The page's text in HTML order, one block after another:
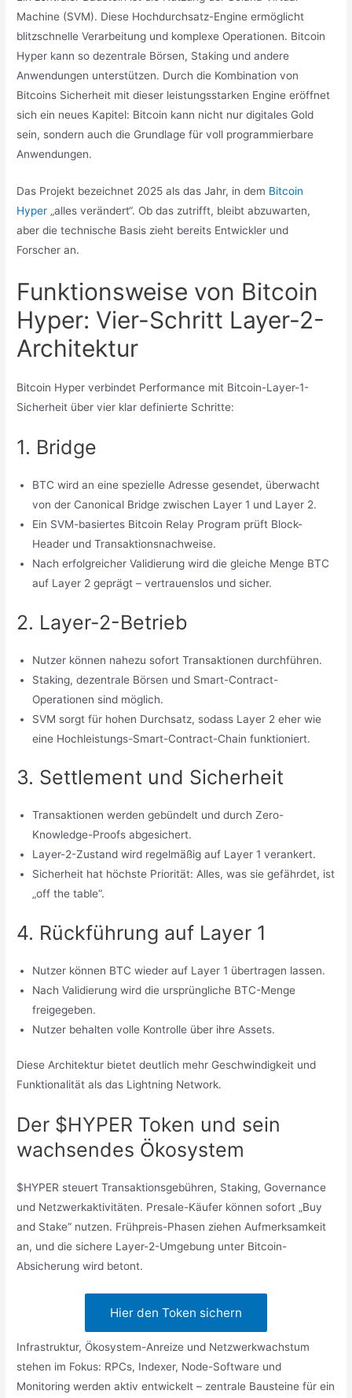
Machine (SVM). Diese Hochdurchsatz-Engine ermöglicht
blitzschnelle Verarbeitung und komplexe Operationen. Bitcoin
Hyper kann so dezentrale Börsen, Staking und andere
Anwendungen unterstützen. Durch die Kombination von
Bitcoins Sicherheit mit dieser leistungsstarken Engine eröffnet
sich ein neues Kapitel: Bitcoin kann nicht nur digitales Gold
sein, sondern auch die Grundlage für voll programmierbare
Anwendungen.
Das Projekt bezeichnet 2025 als das Jahr, in dem Bitcoin
Hyper „alles verändert“. Ob das zutrifft, bleibt abzuwarten,
aber die technische Basis zieht bereits Entwickler und
Forscher an.
Funktionsweise von Bitcoin
Hyper: Vier-Schritt Layer-2-
Architektur
Bitcoin Hyper verbindet Performance mit Bitcoin-Layer-1-
Sicherheit über vier klar definierte Schritte:
1. Bridge
BTC wird an eine spezielle Adresse gesendet, überwacht
von der Canonical Bridge zwischen Layer 1 und Layer 2.
Ein SVM-basiertes Bitcoin Relay Program prüft Block-
Header und Transaktionsnachweise.
Nach erfolgreicher Validierung wird die gleiche Menge BTC
auf Layer 2 geprägt – vertrauenslos und sicher.
2. Layer-2-Betrieb
Nutzer können nahezu sofort Transaktionen durchführen.
Staking, dezentrale Börsen und Smart-Contract-
Operationen sind möglich.
SVM sorgt für hohen Durchsatz, sodass Layer 2 eher wie
eine Hochleistungs-Smart-Contract-Chain funktioniert.
3. Settlement und Sicherheit
Transaktionen werden gebündelt und durch Zero-
Knowledge-Proofs abgesichert.
Layer-2-Zustand wird regelmäßig auf Layer 1 verankert.
Sicherheit hat höchste Priorität: Alles, was sie gefährdet, ist
„off the table“.
4. Rückführung auf Layer 1
Nutzer können BTC wieder auf Layer 1 übertragen lassen.
Nach Validierung wird die ursprüngliche BTC-Menge
freigegeben.
Nutzer behalten volle Kontrolle über ihre Assets.
Diese Architektur bietet deutlich mehr Geschwindigkeit und
Funktionalität als das Lightning Network.
Der $HYPER Token und sein
wachsendes Ökosystem
$HYPER steuert Transaktionsgebühren, Staking, Governance
und Netzwerkaktivitäten. Presale-Käufer können sofort „Buy
and Stake“ nutzen. Frühpreis-Phasen ziehen Aufmerksamkeit
an, und die sichere Layer-2-Umgebung unter Bitcoin-
Absicherung wird betont.
Hier den Token sichern
Infrastruktur, Ökosystem-Anreize und Netzwerkwachstum
stehen im Fokus: RPCs, Indexer, Node-Software und
Monitoring werden aktiv entwickelt – zentrale Bausteine für ein